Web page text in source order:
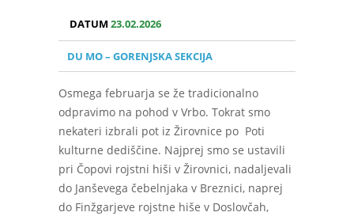
DATUM23.02.2026
DU MO – GORENJSKA SEKCIJA
Osmega februarja se že tradicionalno
odpravimo na pohod v Vrbo. Tokrat smo
nekateri izbrali pot iz Žirovnice po Poti
kulturne dediščine. Najprej smo se ustavili
pri Čopovi rojstni hiši v Žirovnici, nadaljevali
do Janševega čebelnjaka v Breznici, naprej
do Finžgarjeve rojstne hiše v Doslovčah,